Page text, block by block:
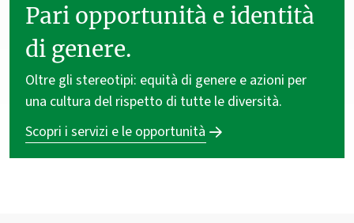
Pari opportunità e identità
di genere.
Oltre gli stereotipi: equità di genere e azioni per
una cultura del rispetto di tutte le diversità.
Scopri i servizi e le opportunità